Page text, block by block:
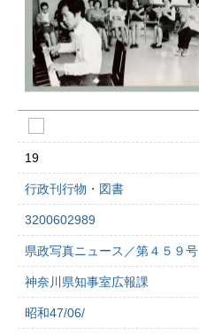
19
行政刊行物・図書
3200602989
県政写真ニュース／第４５９号
神奈川県知事室広報課
昭和47/06/